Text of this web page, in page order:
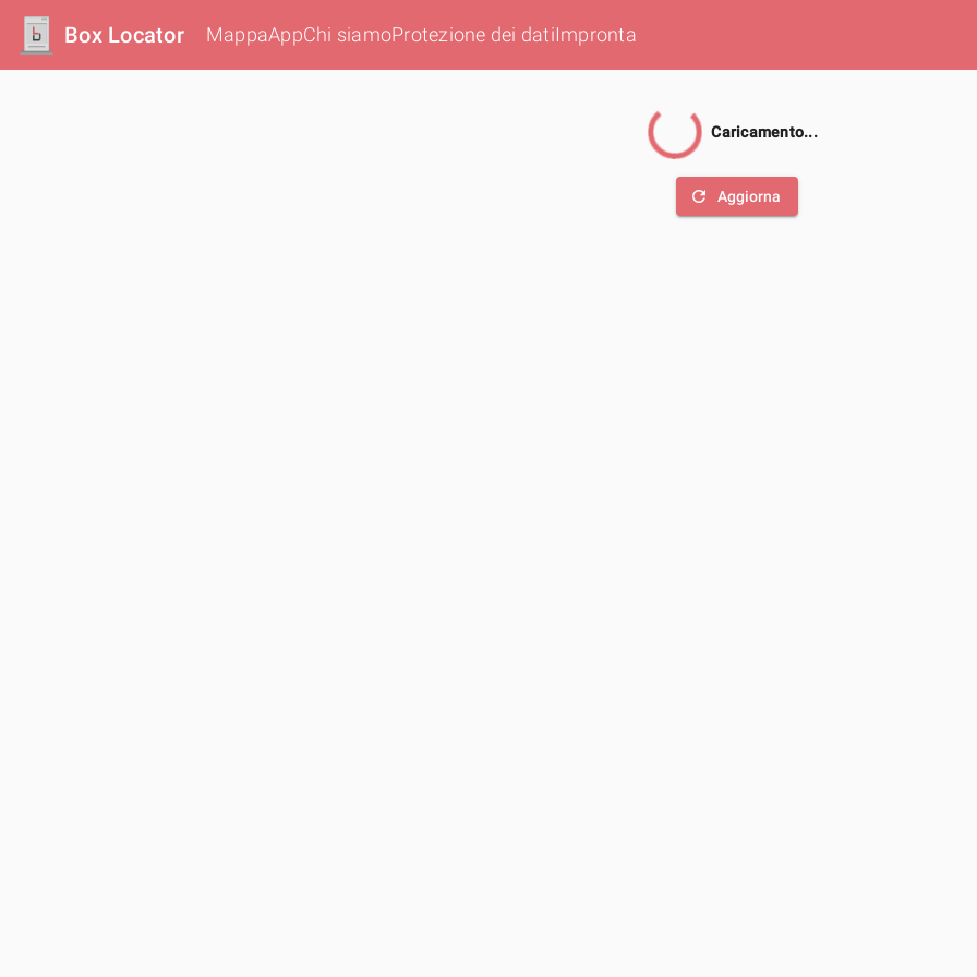
Box Locator MappaAppChi siamoProtezione dei datiImpronta
Caricamento...
refresh Aggiorna